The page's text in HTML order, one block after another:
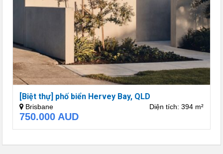
[Biệt thự] phố biển Hervey Bay, QLD
Brisbane Diện tích: 394 m²
750.000 AUD